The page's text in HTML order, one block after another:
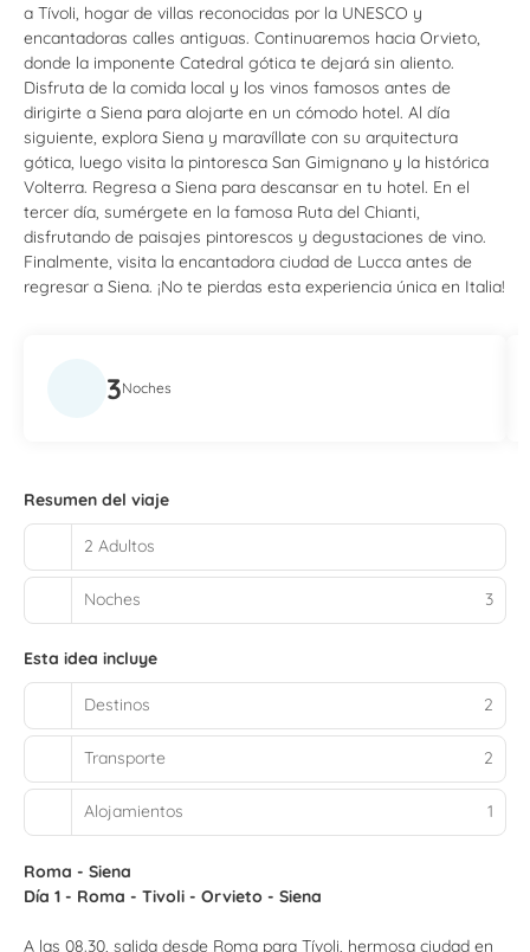
a Tívoli, hogar de villas reconocidas por la UNESCO y
encantadoras calles antiguas. Continuaremos hacia Orvieto,
donde la imponente Catedral gótica te dejará sin aliento.
Disfruta de la comida local y los vinos famosos antes de
dirigirte a Siena para alojarte en un cómodo hotel. Al día
siguiente, explora Siena y maravíllate con su arquitectura
gótica, luego visita la pintoresca San Gimignano y la histórica
Volterra. Regresa a Siena para descansar en tu hotel. En el
tercer día, sumérgete en la famosa Ruta del Chianti,
disfrutando de paisajes pintorescos y degustaciones de vino.
Finalmente, visita la encantadora ciudad de Lucca antes de
regresar a Siena. ¡No te pierdas esta experiencia única en Italia!
3Noches
Resumen del viaje
2 Adultos
Noches 3
Esta idea incluye
Destinos 2
Transporte 2
Alojamientos 1
Roma - Siena
Día 1 - Roma - Tivoli - Orvieto - Siena
A las 08.30, salida desde Roma para Tívoli, hermosa ciudad en